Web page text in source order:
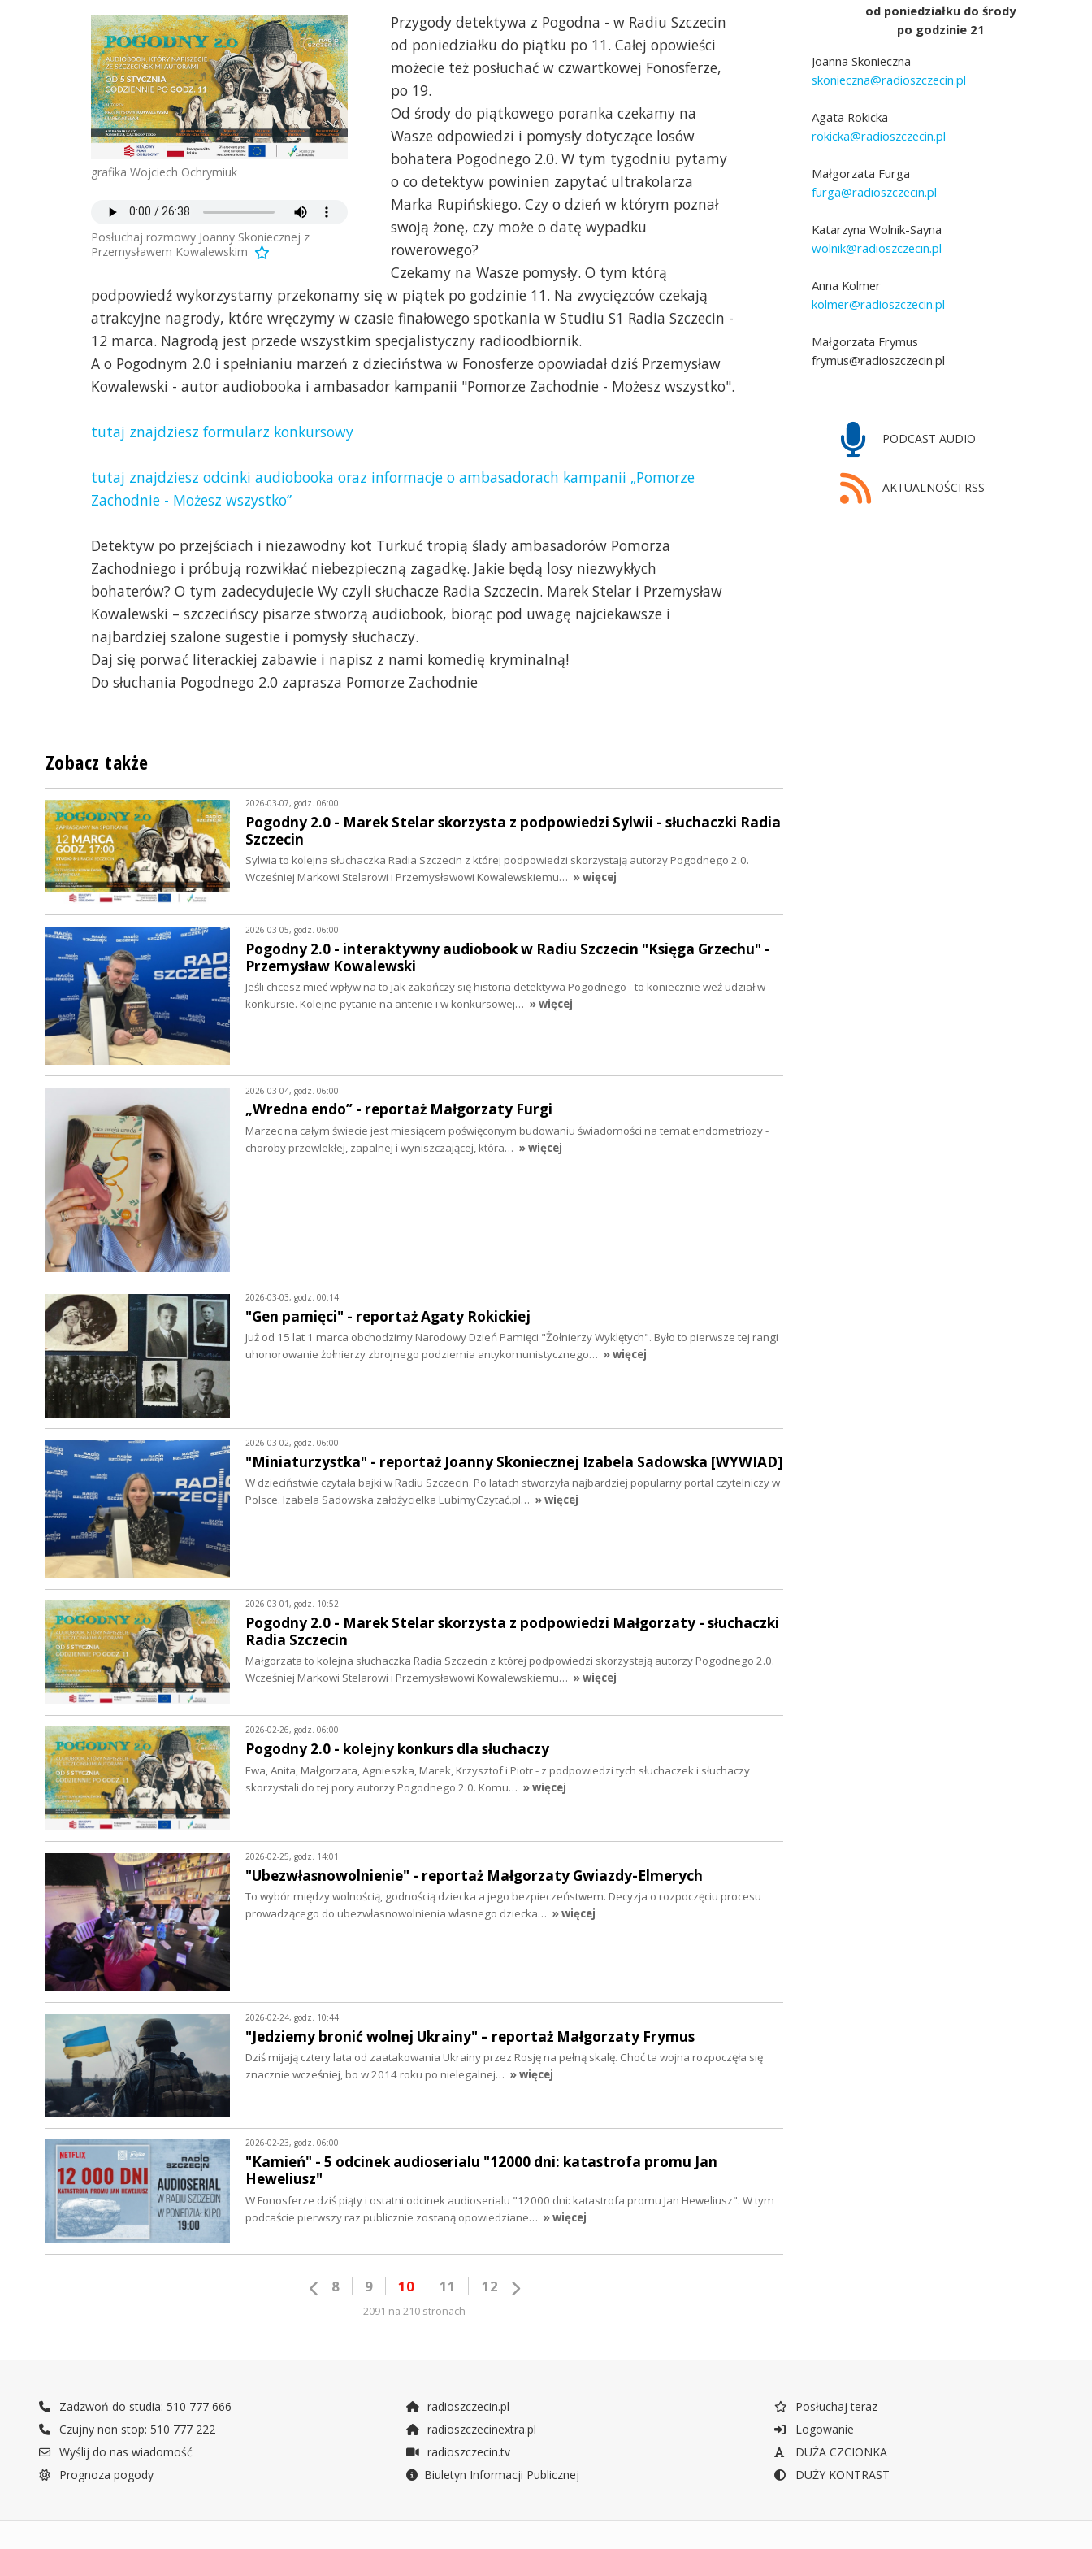
grafika Wojciech Ochrymiuk
Posłuchaj rozmowy Joanny Skoniecznej z
Przemysławem Kowalewskim
Przygody detektywa z Pogodna - w Radiu Szczecin
od poniedziałku do piątku po 11. Całej opowieści
możecie też posłuchać w czwartkowej Fonosferze,
po 19.
Od środy do piątkowego poranka czekamy na
Wasze odpowiedzi i pomysły dotyczące losów
bohatera Pogodnego 2.0. W tym tygodniu pytamy
o co detektyw powinien zapytać ultrakolarza
Marka Rupińskiego. Czy o dzień w którym poznał
swoją żonę, czy może o datę wypadku
rowerowego?
Czekamy na Wasze pomysły. O tym którą
podpowiedź wykorzystamy przekonamy się w piątek po godzinie 11. Na zwycięzców czekają
atrakcyjne nagrody, które wręczymy w czasie finałowego spotkania w Studiu S1 Radia Szczecin -
12 marca. Nagrodą jest przede wszystkim specjalistyczny radioodbiornik.
A o Pogodnym 2.0 i spełnianiu marzeń z dzieciństwa w Fonosferze opowiadał dziś Przemysław
Kowalewski - autor audiobooka i ambasador kampanii "Pomorze Zachodnie - Możesz wszystko".
tutaj znajdziesz formularz konkursowy
tutaj znajdziesz odcinki audiobooka oraz informacje o ambasadorach kampanii „Pomorze
Zachodnie - Możesz wszystko”
Detektyw po przejściach i niezawodny kot Turkuć tropią ślady ambasadorów Pomorza
Zachodniego i próbują rozwikłać niebezpieczną zagadkę. Jakie będą losy niezwykłych
bohaterów? O tym zadecydujecie Wy czyli słuchacze Radia Szczecin. Marek Stelar i Przemysław
Kowalewski – szczecińscy pisarze stworzą audiobook, biorąc pod uwagę najciekawsze i
najbardziej szalone sugestie i pomysły słuchaczy.
Daj się porwać literackiej zabawie i napisz z nami komedię kryminalną!
Do słuchania Pogodnego 2.0 zaprasza Pomorze Zachodnie
od poniedziałku do środy
po godzinie 21
Joanna Skonieczna
skonieczna@radioszczecin.pl
Agata Rokicka
rokicka@radioszczecin.pl
Małgorzata Furga
furga@radioszczecin.pl
Katarzyna Wolnik-Sayna
wolnik@radioszczecin.pl
Anna Kolmer
kolmer@radioszczecin.pl
Małgorzata Frymus
frymus@radioszczecin.pl
PODCAST AUDIO
AKTUALNOŚCI RSS
Zobacz także
2026-03-07, godz. 06:00
Pogodny 2.0 - Marek Stelar skorzysta z podpowiedzi Sylwii - słuchaczki Radia
Szczecin
Sylwia to kolejna słuchaczka Radia Szczecin z której podpowiedzi skorzystają autorzy Pogodnego 2.0.
Wcześniej Markowi Stelarowi i Przemysławowi Kowalewskiemu… » więcej
2026-03-05, godz. 06:00
Pogodny 2.0 - interaktywny audiobook w Radiu Szczecin "Księga Grzechu" -
Przemysław Kowalewski
Jeśli chcesz mieć wpływ na to jak zakończy się historia detektywa Pogodnego - to koniecznie weź udział w
konkursie. Kolejne pytanie na antenie i w konkursowej… » więcej
2026-03-04, godz. 06:00
„Wredna endo” - reportaż Małgorzaty Furgi
Marzec na całym świecie jest miesiącem poświęconym budowaniu świadomości na temat endometriozy -
choroby przewlekłej, zapalnej i wyniszczającej, która… » więcej
2026-03-03, godz. 00:14
"Gen pamięci" - reportaż Agaty Rokickiej
Już od 15 lat 1 marca obchodzimy Narodowy Dzień Pamięci "Żołnierzy Wyklętych". Było to pierwsze tej rangi
uhonorowanie żołnierzy zbrojnego podziemia antykomunistycznego… » więcej
2026-03-02, godz. 06:00
"Miniaturzystka" - reportaż Joanny Skoniecznej Izabela Sadowska [WYWIAD]
W dzieciństwie czytała bajki w Radiu Szczecin. Po latach stworzyła najbardziej popularny portal czytelniczy w
Polsce. Izabela Sadowska założycielka LubimyCzytać.pl… » więcej
2026-03-01, godz. 10:52
Pogodny 2.0 - Marek Stelar skorzysta z podpowiedzi Małgorzaty - słuchaczki
Radia Szczecin
Małgorzata to kolejna słuchaczka Radia Szczecin z której podpowiedzi skorzystają autorzy Pogodnego 2.0.
Wcześniej Markowi Stelarowi i Przemysławowi Kowalewskiemu… » więcej
2026-02-26, godz. 06:00
Pogodny 2.0 - kolejny konkurs dla słuchaczy
Ewa, Anita, Małgorzata, Agnieszka, Marek, Krzysztof i Piotr - z podpowiedzi tych słuchaczek i słuchaczy
skorzystali do tej pory autorzy Pogodnego 2.0. Komu… » więcej
2026-02-25, godz. 14:01
"Ubezwłasnowolnienie" - reportaż Małgorzaty Gwiazdy-Elmerych
To wybór między wolnością, godnością dziecka a jego bezpieczeństwem. Decyzja o rozpoczęciu procesu
prowadzącego do ubezwłasnowolnienia własnego dziecka… » więcej
2026-02-24, godz. 10:44
"Jedziemy bronić wolnej Ukrainy" – reportaż Małgorzaty Frymus
Dziś mijają cztery lata od zaatakowania Ukrainy przez Rosję na pełną skalę. Choć ta wojna rozpoczęła się
znacznie wcześniej, bo w 2014 roku po nielegalnej… » więcej
2026-02-23, godz. 06:00
"Kamień" - 5 odcinek audioserialu "12000 dni: katastrofa promu Jan
Heweliusz"
W Fonosferze dziś piąty i ostatni odcinek audioserialu "12000 dni: katastrofa promu Jan Heweliusz". W tym
podcaście pierwszy raz publicznie zostaną opowiedziane… » więcej
8 9 10 11 12
2091 na 210 stronach
Zadzwoń do studia: 510 777 666
Czujny non stop: 510 777 222
Wyślij do nas wiadomość
Prognoza pogody
radioszczecin.pl
radioszczecinextra.pl
radioszczecin.tv
Biuletyn Informacji Publicznej
Posłuchaj teraz
Logowanie
DUŻA CZCIONKA
DUŻY KONTRAST